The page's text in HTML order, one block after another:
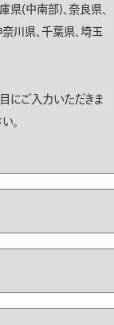
県(中南部)、奈良県、
川県、千葉県、埼玉
にご入力いただきま
。